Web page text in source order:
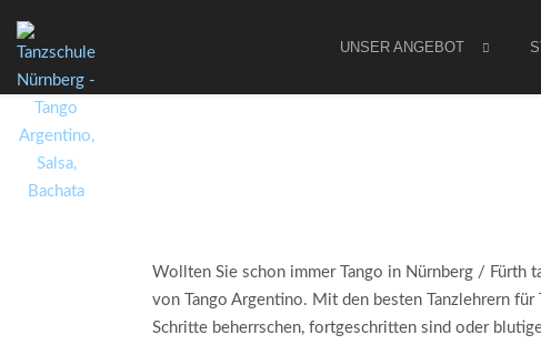
UNSER ANGEBOT
Wollten Sie schon immer Tango in Nürnberg / Fürth
von Tango Argentino. Mit den besten Tanzlehrern
Schritte beherrschen, fortgeschritten sind oder